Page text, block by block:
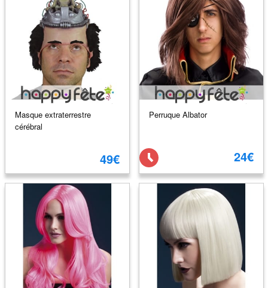
Masque extraterrestre
cérébral
49€
Perruque Albator
24€